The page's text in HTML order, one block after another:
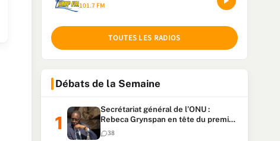
101.7 FM
TOUTES LES RADIOS
Débats de la Semaine
Secrétariat général de l’ONU :
Rebeca Grynspan en tête du premier
vote, Macky Sall pointe à la 5ᵉ place
38